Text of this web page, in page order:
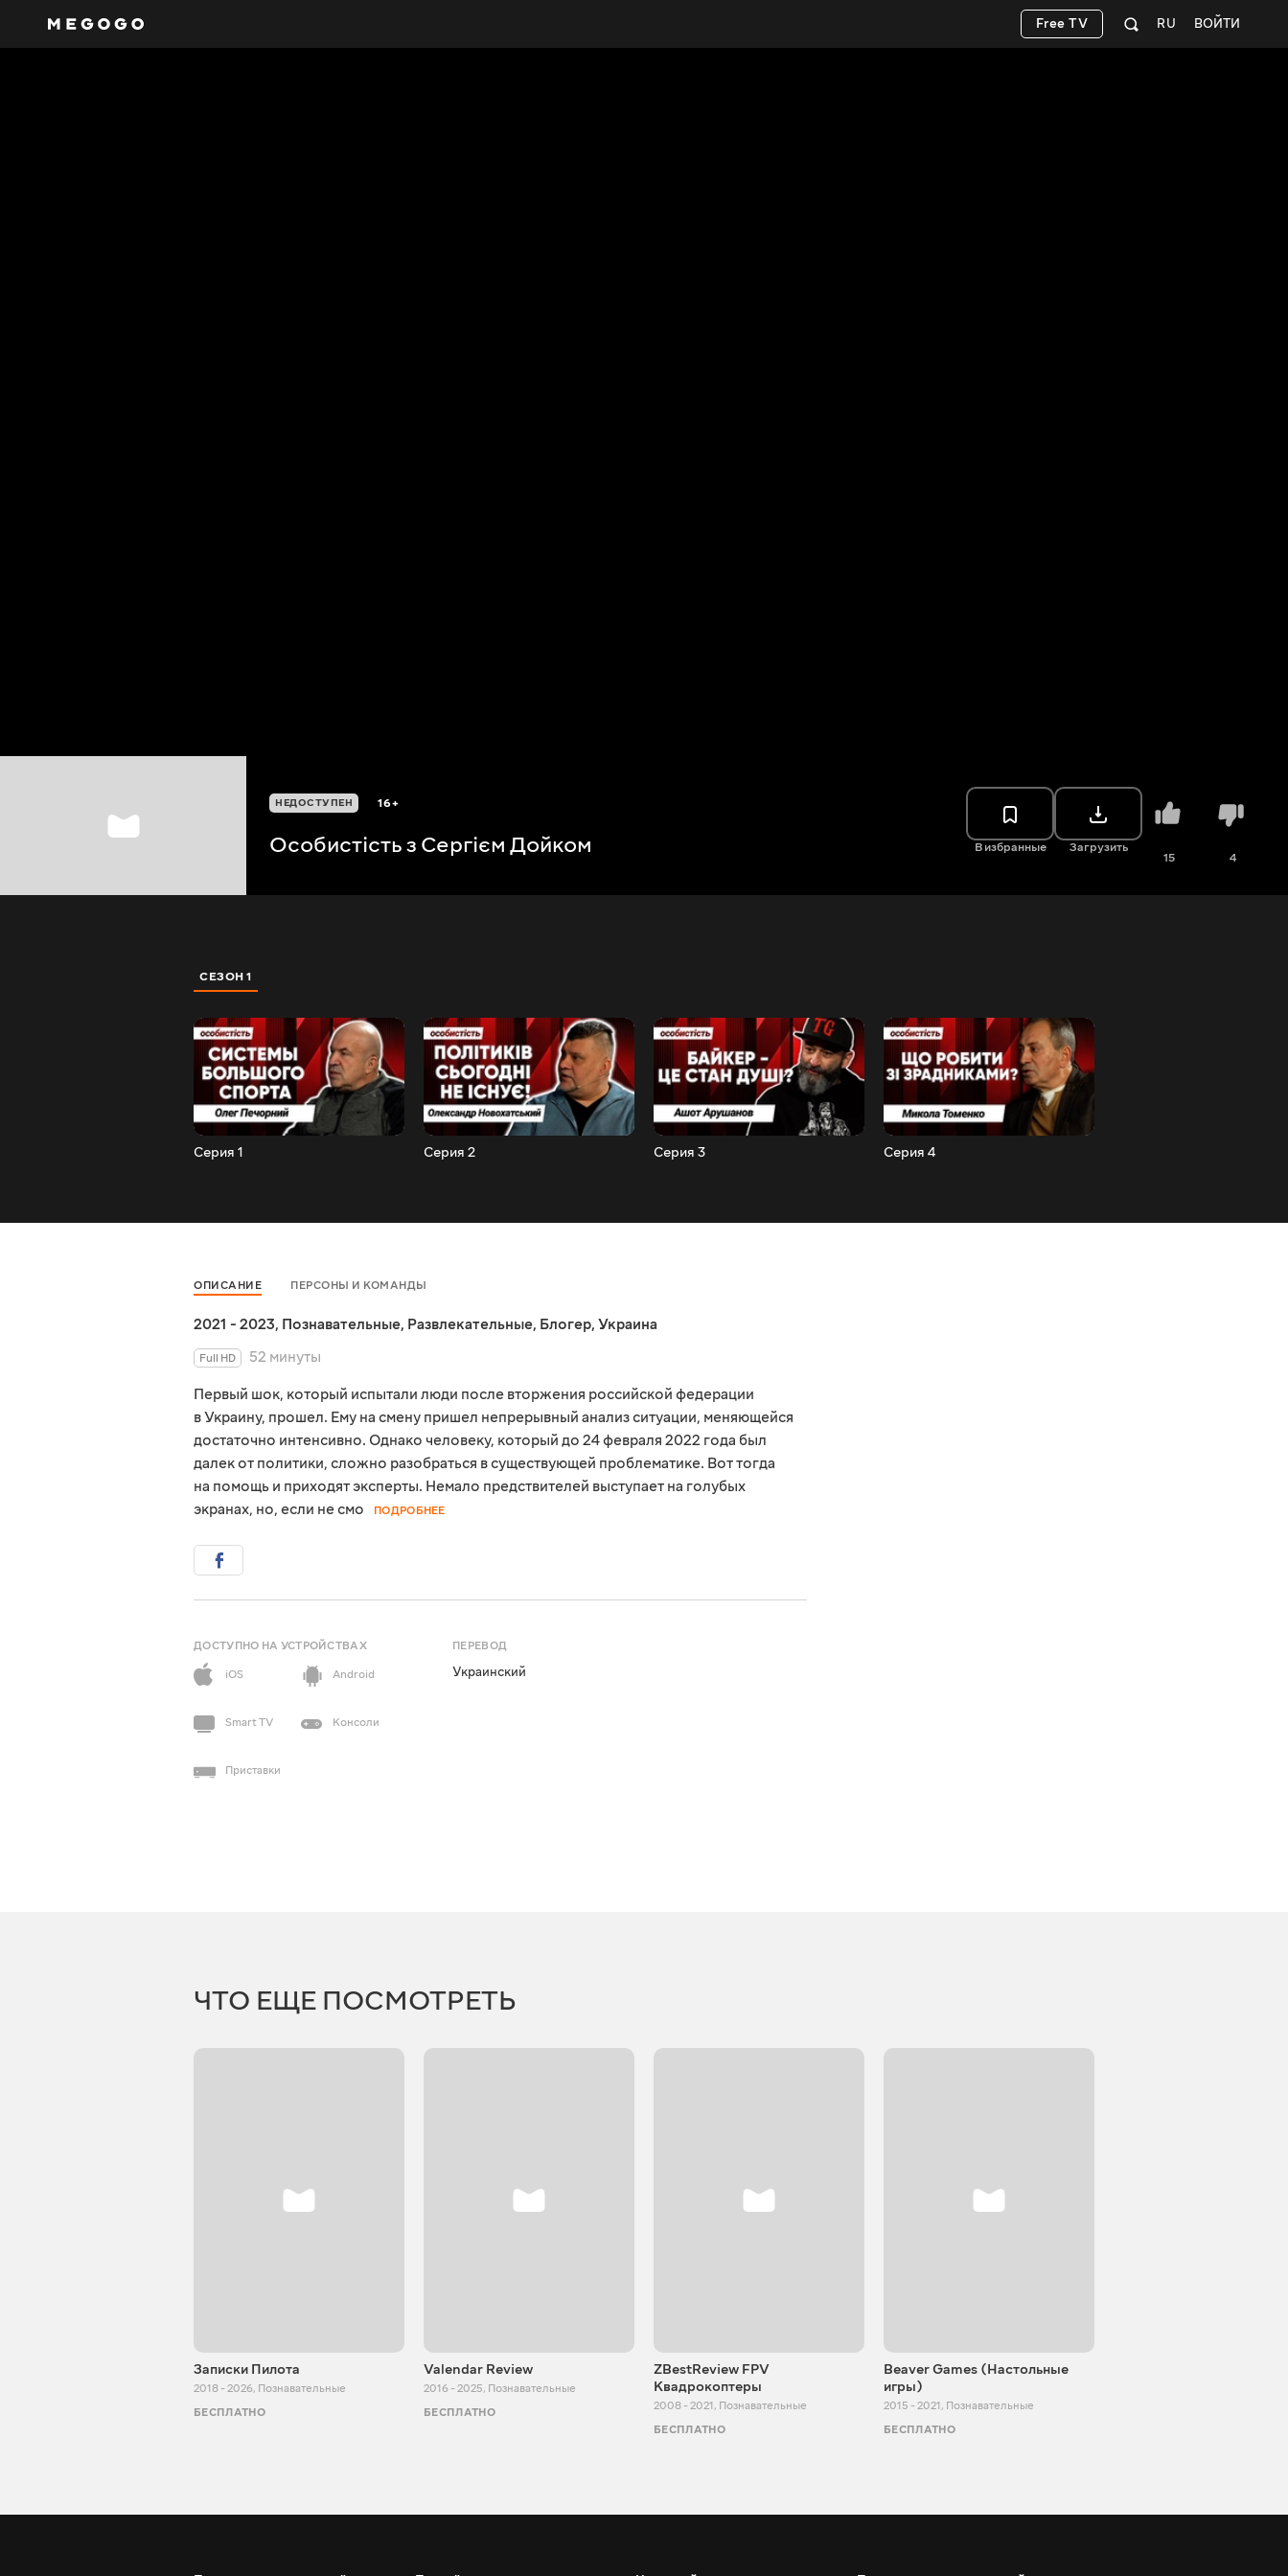
ВОЙТИ
RU
Free TV
НЕДОСТУПЕН 16+
Особистість з Сергієм Дойком В избранные Загрузить
15 4
СЕЗОН 1
Серия 1 Серия 2 Серия 3 Серия 4
ОПИСАНИЕ ПЕРСОНЫ И КОМАНДЫ
2021 - 2023, Познавательные, Развлекательные, Блогер, Украина
Full HD
52 минуты
Первый шок, который испытали люди после вторжения российской федерации
в Украину, прошел. Ему на смену пришел непрерывный анализ ситуации, меняющейся
достаточно интенсивно. Однако человеку, который до 24 февраля 2022 года был
далек от политики, сложно разобраться в существующей проблематике. Вот тогда
на помощь и приходят эксперты. Немало предствителей выступает на голубых
экранах, но, если не смо
ПОДРОБНЕЕ
ДОСТУПНО НА УСТРОЙСТВАХ
iOS
Android
Smart TV Консоли
Приставки
ПЕРЕВОД
Украинский
ЧТО ЕЩЕ ПОСМОТРЕТЬ
Записки Пилота
2018 - 2026, Познавательные
БЕСПЛАТНО
Valendar Review
2016 - 2025, Познавательные
БЕСПЛАТНО
ZBestReview FPV
Квадрокоптеры
2008 - 2021, Познавательные
БЕСПЛАТНО
Beaver Games (Настольные
игры)
2015 - 2021, Познавательные
БЕСПЛАТНО